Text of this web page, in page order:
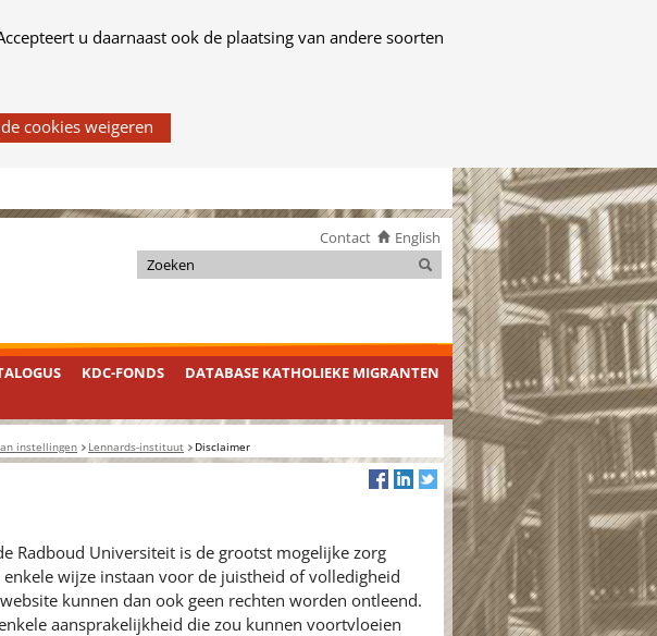
u daarnaast ook de plaatsing van andere soorten
Contact English
Zoeken
Zoeken
KDC-FONDS
DATABASE KATHOLIEKE MIGRANTEN
instellingen Lennards-instituut Disclaimer
Radboud Universiteit is de grootst mogelijke zorg
wijze instaan voor de juistheid of volledigheid
kunnen dan ook geen rechten worden ontleend.
aansprakelijkheid die zou kunnen voortvloeien